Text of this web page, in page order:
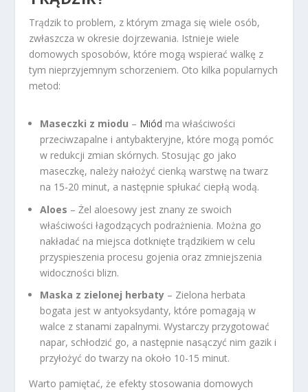
Trądzik to problem, z którym zmaga się wiele osób,
zwłaszcza w okresie dojrzewania. Istnieje wiele
domowych sposobów, które mogą wspierać walkę z
tym nieprzyjemnym schorzeniem. Oto kilka popularnych
metod:
Maseczki z miodu – Miód ma właściwości
przeciwzapalne i antybakteryjne, które mogą pomóc
w redukcji zmian skórnych. Stosując go jako
maseczkę, należy nałożyć cienką warstwę na twarz
na 15-20 minut, a następnie spłukać ciepłą wodą.
Aloes – Żel aloesowy jest znany ze swoich
właściwości łagodzących podrażnienia. Można go
nakładać na miejsca dotknięte trądzikiem w celu
przyspieszenia procesu gojenia oraz zmniejszenia
widoczności blizn.
Maska z zielonej herbaty – Zielona herbata
bogata jest w antyoksydanty, które pomagają w
walce z stanami zapalnymi. Wystarczy przygotować
napar, schłodzić go, a następnie nasączyć nim gazik i
przyłożyć do twarzy na około 10-15 minut.
Warto pamiętać, że efekty stosowania domowych